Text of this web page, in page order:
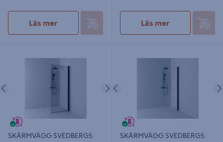
Läs mer Läs mer
RAK SVART MATT RÖK INTHT
Nästa
SKÄRMVÄGG SVEDBERGS
RAK SVART MATT FROST INTHT
SKÄRMVÄGG SVEDBERGS